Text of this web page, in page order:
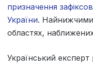
призначення
України. Найнижчими
областях,
Український експерт